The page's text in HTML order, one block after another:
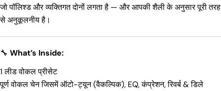
जो पॉलिश्ड और व्यक्तिगत दोनों लगता है — और आपकी शैली के अनुसार पूरी तरह
से अनुकूलनीय है।
🔧 What’s Inside:
1 लीड वोकल प्रीसेट
पूर्ण वोकल चेन जिसमें ऑटो-ट्यून (वैकल्पिक), EQ, कंप्रेशन, रिवर्ब & डिले